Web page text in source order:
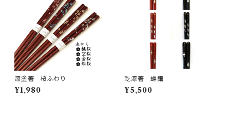
漆塗箸 桜ふわり
¥1,980
乾漆箸 螺鈿
¥5,500